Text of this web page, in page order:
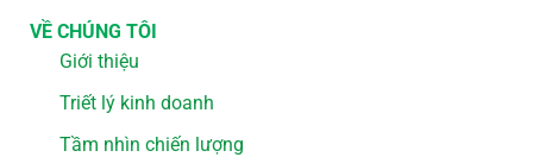
VỀ CHÚNG TÔI
Giới thiệu
Triết lý kinh doanh
Tầm nhìn chiến lượng